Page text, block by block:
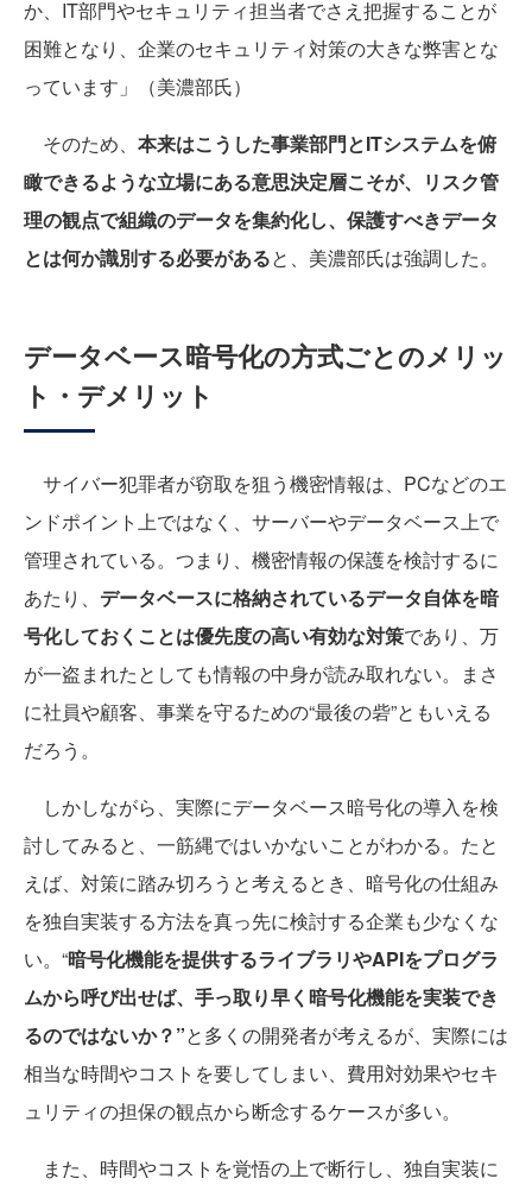
か、IT部門やセキュリティ担当者でさえ把握することが
困難となり、企業のセキュリティ対策の大きな弊害とな
っています」（美濃部氏）
そのため、 本来はこうした事業部門とITシステムを俯
瞰できるような立場にある意思決定層こそが、リスク管
理の観点で組織のデータを集約化し、保護すべきデータ
とは何か識別する必要があると、美濃部氏は強調した。
データベース暗号化の方式ごとのメリッ
ト・デメリット
サイバー犯罪者が窃取を狙う機密情報は、PCなどのエ
ンドポイント上ではなく、サーバーやデータベース上で
管理されている。つまり、機密情報の保護を検討するに
あたり、 データベースに格納されているデータ自体を暗
号化しておくことは優先度の高い有効な対策であり、万
が一盗まれたとしても情報の中身が読み取れない。まさ
に社員や顧客、事業を守るための“最後の砦”ともいえる
だろう。
しかしながら、実際にデータベース暗号化の導入を検
討してみると、一筋縄ではいかないことがわかる。たと
えば、対策に踏み切ろうと考えるとき、暗号化の仕組み
を独自実装する方法を真っ先に検討する企業も少なくな
い。“暗号化機能を提供するライブラリやAPIをプログラ
ムから呼び出せば、手っ取り早く暗号化機能を実装でき
るのではないか？”と多くの開発者が考えるが、実際には
相当な時間やコストを要してしまい、費用対効果やセキ
ュリティの担保の観点から断念するケースが多い。
また、時間やコストを覚悟の上で断行し、独自実装に